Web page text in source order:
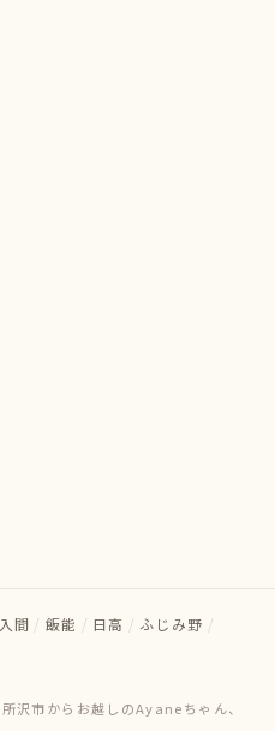
入間 / 飯能 / 日高 / ふじみ野 /
所沢市からお越しのAyaneちゃん、